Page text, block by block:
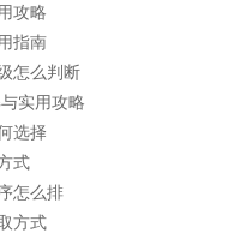
攻略
指南
怎么判断
实用攻略
选择
式
怎么排
方式